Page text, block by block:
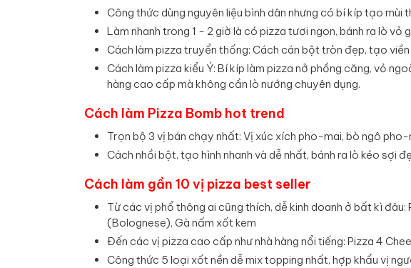
Công thức dùng nguyên liệu bình dân nhưng có bí kíp tạo mùi
Làm nhanh trong 1 - 2 giờ là có pizza tươi ngon, bánh ra lò vỏ
Cách làm pizza truyển thống: Cách cán bột tròn đẹp, tạo
Cách làm pizza kiểu Ý: Bí kíp làm pizza nở phồng căng, vỏ
hàng cao cấp mà không cần lò nướng chuyên dụng.
Cách làm Pizza Bomb hot trend
Trọn bộ 3 vị bán chạy nhất: Vị xúc xích pho-mai, bò ngô pho-
Cách nhồi bột, tạo hình nhanh và dễ nhất, bánh ra lò kéo sợi
Cách làm gần 10 vị pizza best seller
Từ các vị phổ thông ai cũng thích, dễ kinh doanh ở bất kì đâu:
(Bolognese), Gà nấm xốt kem
Đến các vị pizza cao cấp như nhà hàng nổi tiếng: Pizza 4
Công thức 5 loại xốt nền dễ mix topping nhất, hợp khẩu vị